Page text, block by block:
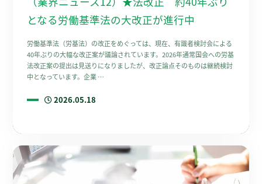
となる労働基準法の大改正が進行中
労働基準法（労基法）の改正をめぐっては、現在、有識者検討会による
40年ぶりの大幅な改正案が議論されています。2026年通常国会への労基
法改正案の提出は見送りになりましたが、改正論点そのものは継続検討
中となっています。企業 …
2026.05.18